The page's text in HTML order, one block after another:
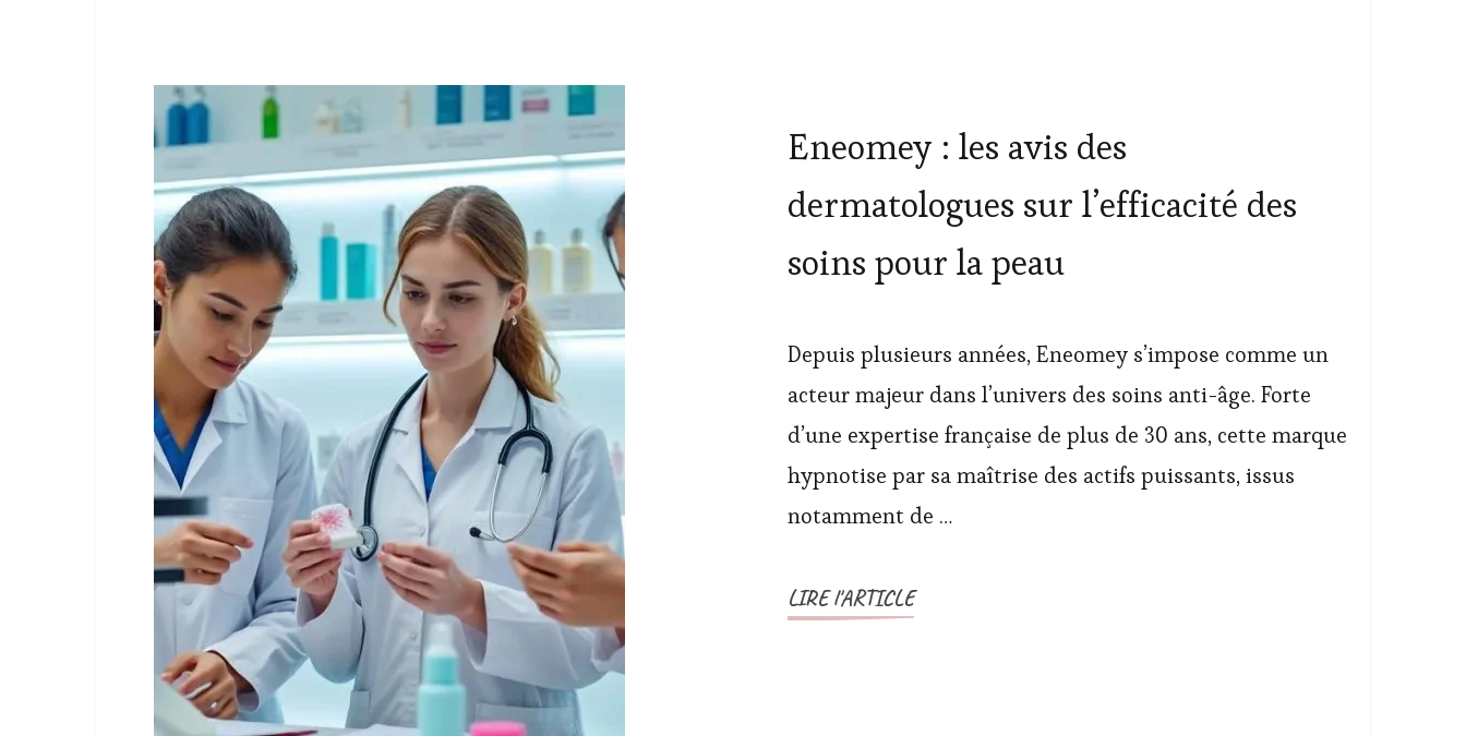
Eneomey : les avis des
dermatologues sur l’efficacité des
soins pour la peau
Depuis plusieurs années, Eneomey s’impose comme un
acteur majeur dans l’univers des soins anti-âge. Forte
d’une expertise française de plus de 30 ans, cette marque
hypnotise par sa maîtrise des actifs puissants, issus
notamment de …
LIRE l'ARTICLE